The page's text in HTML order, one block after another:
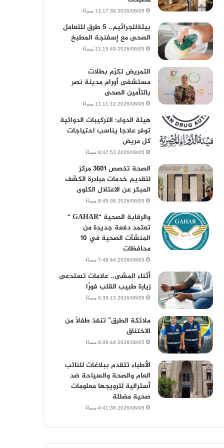
2026/08/05 11:17:39 مساءً
بيئةللجراثيم.. 5 طرق للتعامل
الصحى مع إسفنجة المطبخ
2026/08/05 11:15:49 مساءً
التمريض تكرّم بطلات
مستشفى أورام مدينة نصر
بالتأمين الصحى
2026/08/05 11:11:12 مساءً
هيئة الدواء: التركيبات الدوائية
توفر علاجا يناسب احتياجات
كل مريض
2026/08/05 8:47:53 مساءً
الصحة تخصص 3601 مركز
لتقديم خدمات مبادرة الكشف
المبكر عن الاعتلال الكلوى
2026/08/05 8:45:36 مساءً
والرقابة الصحية “GAHAR “
تعتمد دفعة جديدة من
المنشآت الصحية في 10
محافظات
2026/08/05 7:49:44 مساءً
أثناء المشى.. علامات تستدعى
زيارة طبيب القلب فورًا
2026/08/05 6:35:13 مساءً
ملائكة الطرق” تنفذ طفلاً من
الاختناق
2026/08/05 6:09:44 مساءً
الأطباء تتقدم ببلاغات للنائب
العام والصحة والسياحة ضد
أسترالية لترويجها معلومات
صحية مضللة
2026/08/05 4:41:38 مساءً